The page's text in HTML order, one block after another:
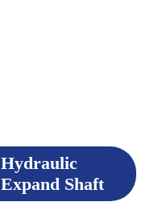
Hydraulic
Expand Shaft